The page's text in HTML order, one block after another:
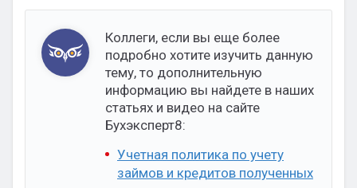
Коллеги, если вы еще более
подробно хотите изучить данную
тему, то дополнительную
информацию вы найдете в наших
статьях и видео на сайте
Бухэксперт8:
Учетная политика по учету
займов и кредитов полученных